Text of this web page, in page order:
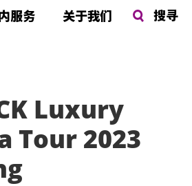
服务 关于我们 搜寻
Luxury
Tour 2023